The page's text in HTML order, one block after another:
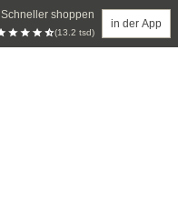
Schneller shoppen
(13.2 tsd)
in der App